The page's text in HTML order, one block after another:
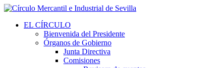
EL CÍRCULO
Bienvenida del Presidente
Órganos de Gobierno
Junta Directiva
Comisiones